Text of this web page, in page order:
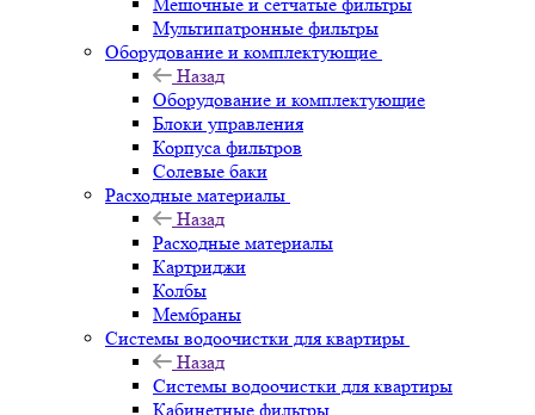
Мультипатронные фильтры
Оборудование и комплектующие
Назад
Оборудование и комплектующие
Блоки управления
Корпуса фильтров
Солевые баки
Расходные материалы
Назад
Расходные материалы
Картриджи
Колбы
Мембраны
Системы водоочистки для квартиры
Назад
Системы водоочистки для квартиры
Кабинетные фильтры